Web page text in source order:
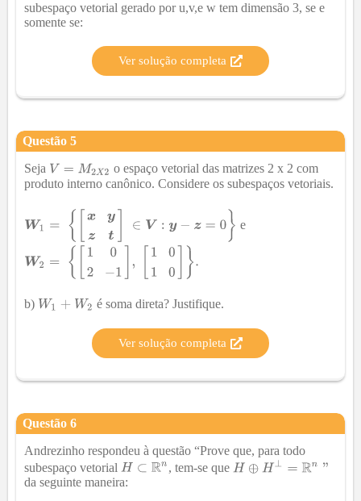
subespaço vetorial gerado por u,v,e w tem dimensão 3, se e
somente se:
Ver solução completa
Questão 5
Seja
o espaço vetorial das matrizes 2 x 2 com
produto interno canônico. Considere os subespaços vetoriais.
e
b) é soma direta? Justifique.
Ver solução completa
Questão 6
Andrezinho respondeu à questão “Prove que, para todo
subespaço vetorial
, tem-se que
da seguinte maneira: